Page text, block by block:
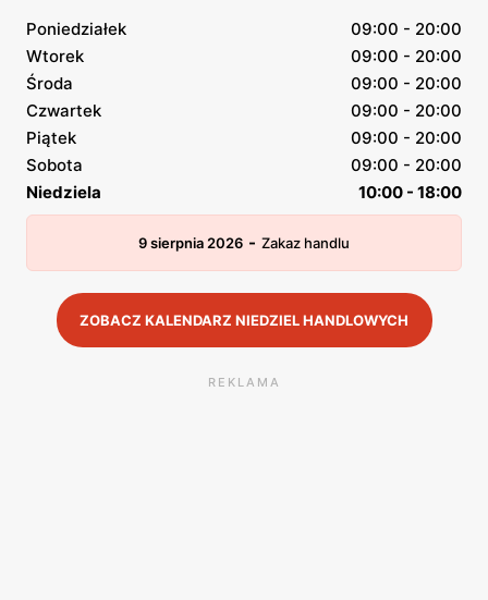
Poniedziałek
09:00 - 20:00
Wtorek
09:00 - 20:00
Środa
09:00 - 20:00
Czwartek
09:00 - 20:00
Piątek
09:00 - 20:00
Sobota
09:00 - 20:00
Niedziela
10:00 - 18:00
9 sierpnia 2026 - Zakaz handlu
ZOBACZ KALENDARZ NIEDZIEL HANDLOWYCH
REKLAMA